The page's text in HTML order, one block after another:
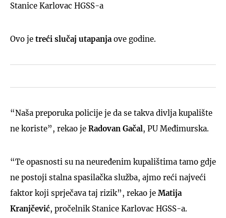
Stanice Karlovac HGSS-a
Ovo je treći slučaj utapanja ove godine.
“Naša preporuka policije je da se takva divlja kupalište
ne koriste”, rekao je Radovan Gačal, PU Međimurska.
“Te opasnosti su na neuređenim kupalištima tamo gdje
ne postoji stalna spasilačka služba, ajmo reći najveći
faktor koji sprječava taj rizik”, rekao je Matija
Kranjčević, pročelnik Stanice Karlovac HGSS-a.